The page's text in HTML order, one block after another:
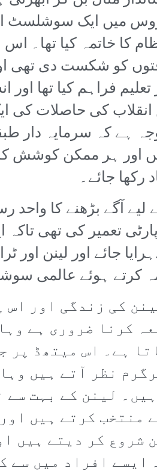
روس میں ایک سوشلسٹ
کا خاتمہ کیا
کو شکست دی
فراہم کیا تھا
کی حاصلات کی
ہے کہ سرمایہ دار
اور ہر ممکن کوشش
رکھا جائے۔
لیے آگے بڑھنے کا واحد
تعمیر کی تھی
جائے اور لینن
کرتے ہوئے عالمی
کی زندگی اور
کرنا ضروری ہے
ہے۔ اس میتھڈ
نظر آتے ہیں
لینن کے بہت
منتخب کرتے ہیں
شروع کر دیتے ہیں
افراد میں سے